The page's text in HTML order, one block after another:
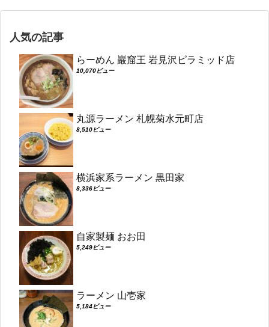
人気の記事
らーめん 巖窟王 岩見沢ピラミッド店
10,070ビュー
丸源ラーメン 札幌菊水元町店
8,510ビュー
横浜家系ラーメン 黒田家
8,336ビュー
自家製麺 おお田
5,249ビュー
ラーメン 山壱家
5,184ビュー